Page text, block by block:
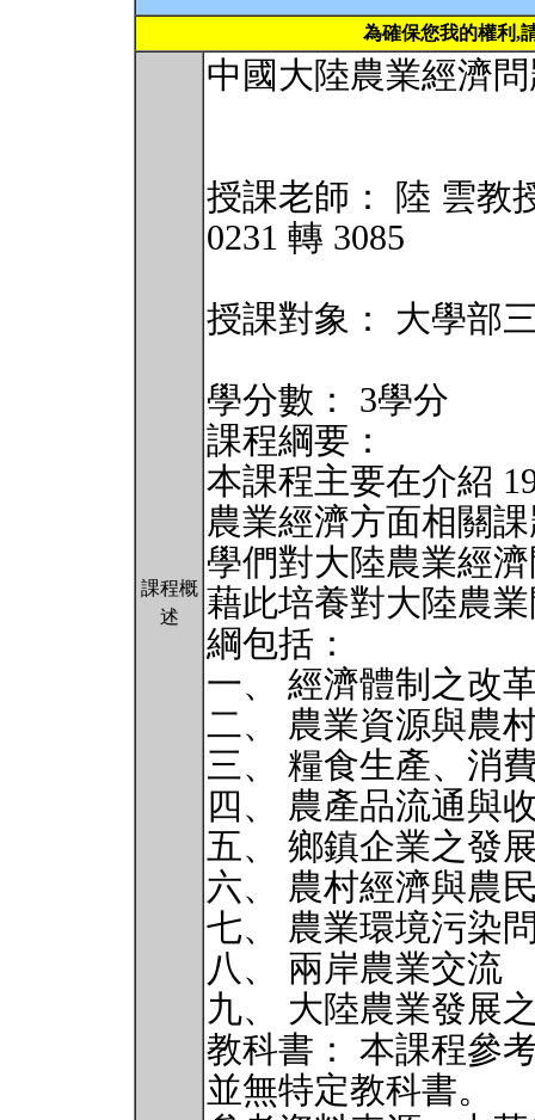
為確保您我的權利,
課程概
述
中國大陸農業經濟問
授課老師： 陸 雲教
0231 轉 3085
授課對象： 大學部
學分數： 3學分
課程綱要：
本課程主要在介紹
農業經濟方面相關
學們對大陸農業經
藉此培養對大陸農
綱包括：
一、 經濟體制之改
二、 農業資源與農
三、 糧食生產、消
四、 農產品流通與
五、 鄉鎮企業之發
六、 農村經濟與農
七、 農業環境污染
八、 兩岸農業交流
九、 大陸農業發展
教科書： 本課程參
並無特定教科書。